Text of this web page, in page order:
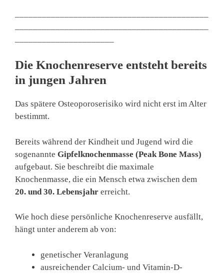
Die Knochenreserve entsteht bereits
in jungen Jahren
Das spätere Osteoporoserisiko wird nicht erst im Alter
bestimmt.
Bereits während der Kindheit und Jugend wird die
sogenannte Gipfelknochenmasse (Peak Bone Mass)
aufgebaut. Sie beschreibt die maximale
Knochenmasse, die ein Mensch etwa zwischen dem
20. und 30. Lebensjahr erreicht.
Wie hoch diese persönliche Knochenreserve ausfällt,
hängt unter anderem ab von:
genetischer Veranlagung
ausreichender Calcium- und Vitamin-D-